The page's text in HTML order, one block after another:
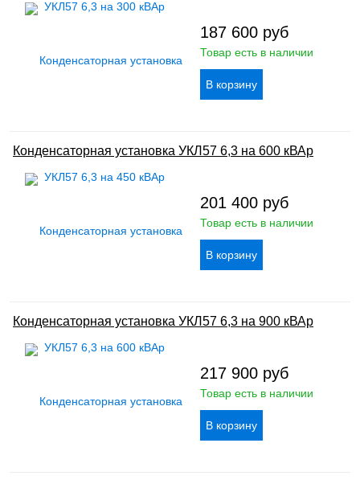
187 600 руб
Товар есть в наличии
Конденсаторная установка УКЛ57 6,3 на 600 кВАр
201 400 руб
Товар есть в наличии
Конденсаторная установка УКЛ57 6,3 на 900 кВАр
217 900 руб
Товар есть в наличии